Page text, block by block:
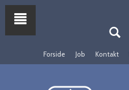
Forside Job Kontakt